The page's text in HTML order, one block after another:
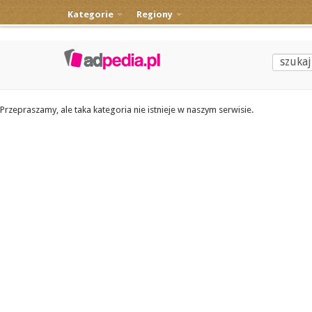
Kategorie Regiony
Przepraszamy, ale taka kategoria nie istnieje w naszym serwisie.